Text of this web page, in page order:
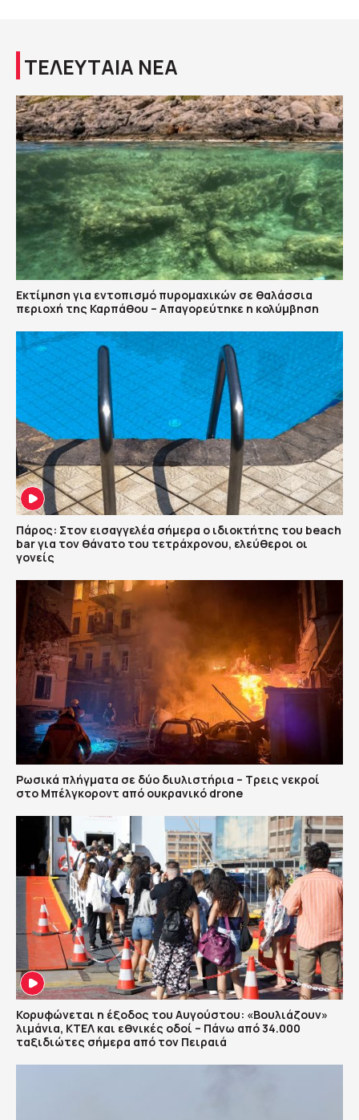
ΤΕΛΕΥΤΑΙΑ ΝΕΑ
Εκτίμηση για εντοπισμό πυρομαχικών σε θαλάσσια
περιοχή της Καρπάθου – Απαγορεύτηκε η κολύμβηση
Πάρος: Στον εισαγγελέα σήμερα ο ιδιοκτήτης του beach
bar για τον θάνατο του τετράχρονου, ελεύθεροι οι
γονείς
Ρωσικά πλήγματα σε δύο διυλιστήρια – Τρεις νεκροί
στο Μπέλγκοροντ από ουκρανικό drone
Κορυφώνεται η έξοδος του Αυγούστου: «Βουλιάζουν»
λιμάνια, ΚΤΕΛ και εθνικές οδοί – Πάνω από 34.000
ταξιδιώτες σήμερα από τον Πειραιά